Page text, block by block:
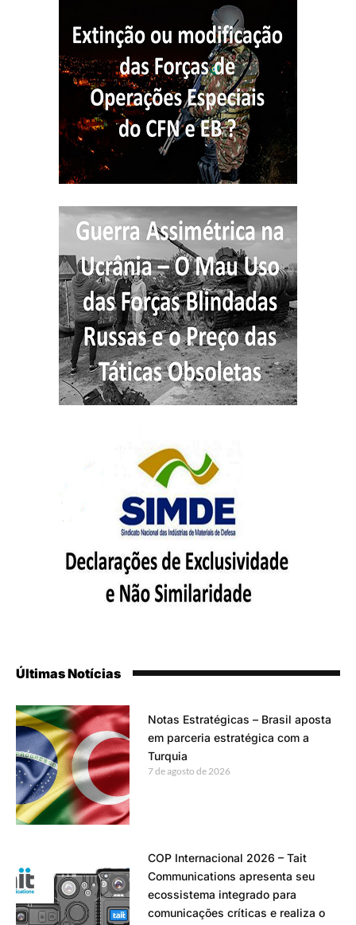
Últimas Notícias
Notas Estratégicas – Brasil aposta
em parceria estratégica com a
Turquia
7 de agosto de 2026
COP Internacional 2026 – Tait
Communications apresenta seu
ecossistema integrado para
comunicações críticas e realiza o